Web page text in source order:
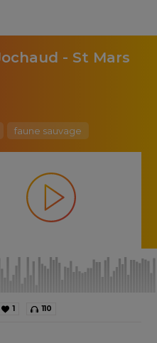
- St Mars
faune sauvage
1 110